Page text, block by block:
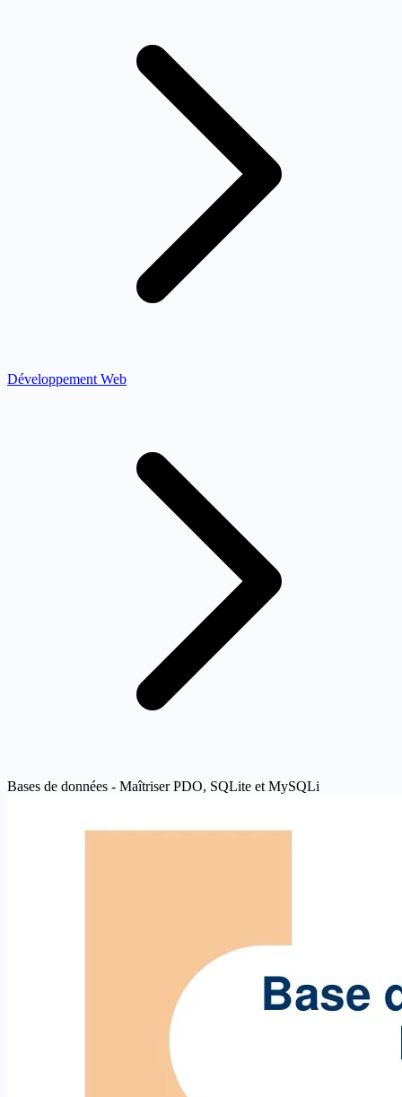
Développement Web
Bases de données - Maîtriser PDO, SQLite et MySQLi